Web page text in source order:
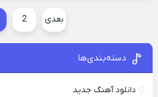
2 بعدی
دسته‌بندی‌ها
دانلود آهنگ جدید